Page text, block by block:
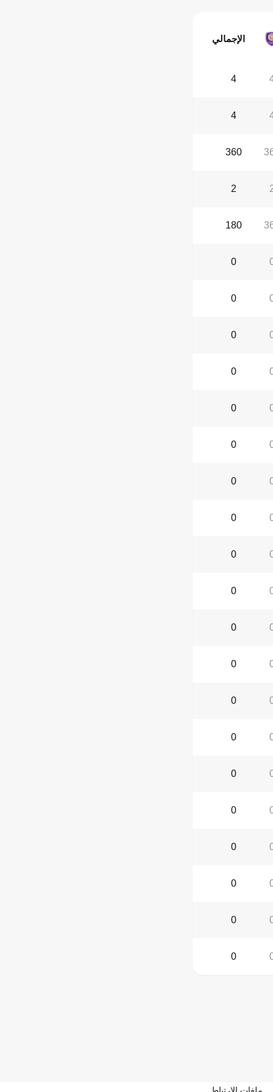
الإجمالي
4
4
360
2
180
0
0
0
0
0
0
0
0
0
0
0
0
0
0
0
0
0
0
0
0
ملفات الارتباط